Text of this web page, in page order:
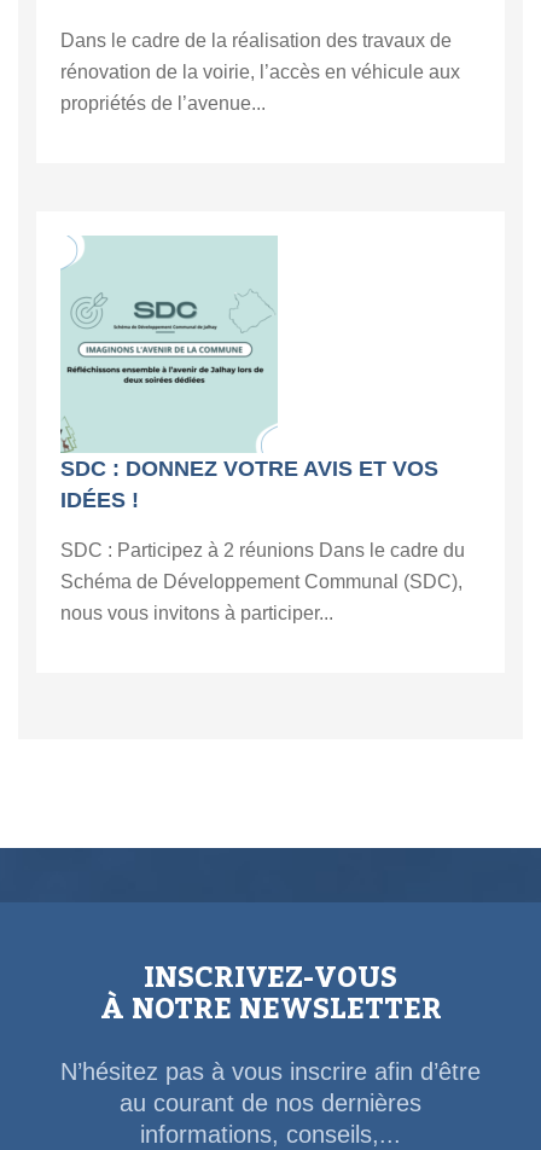
Dans le cadre de la réalisation des travaux de
rénovation de la voirie, l’accès en véhicule aux
propriétés de l’avenue...
SDC : DONNEZ VOTRE AVIS ET VOS
IDÉES !
SDC : Participez à 2 réunions Dans le cadre du
Schéma de Développement Communal (SDC),
nous vous invitons à participer...
INSCRIVEZ-VOUS
À NOTRE NEWSLETTER
N’hésitez pas à vous inscrire afin d’être
au courant de nos dernières
informations, conseils,...